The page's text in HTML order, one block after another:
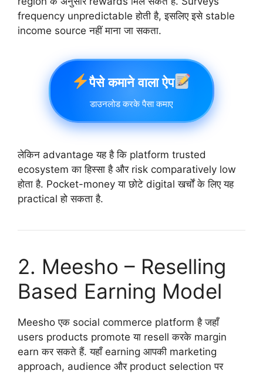
frequency unpredictable होती है, इसलिए इसे stable
income source नहीं माना जा सकता.
पैसे कमाने वाला ऐप
डाउनलोड करके पैसा कमाए
लेकिन advantage यह है कि platform trusted
ecosystem का हिस्सा है और risk comparatively low
होता है. Pocket-money या छोटे digital खर्चों के लिए यह
practical हो सकता है.
2. Meesho – Reselling
Based Earning Model
Meesho एक social commerce platform है जहाँ
users products promote या resell करके margin
earn कर सकते हैं. यहाँ earning आपकी marketing
approach, audience और product selection पर